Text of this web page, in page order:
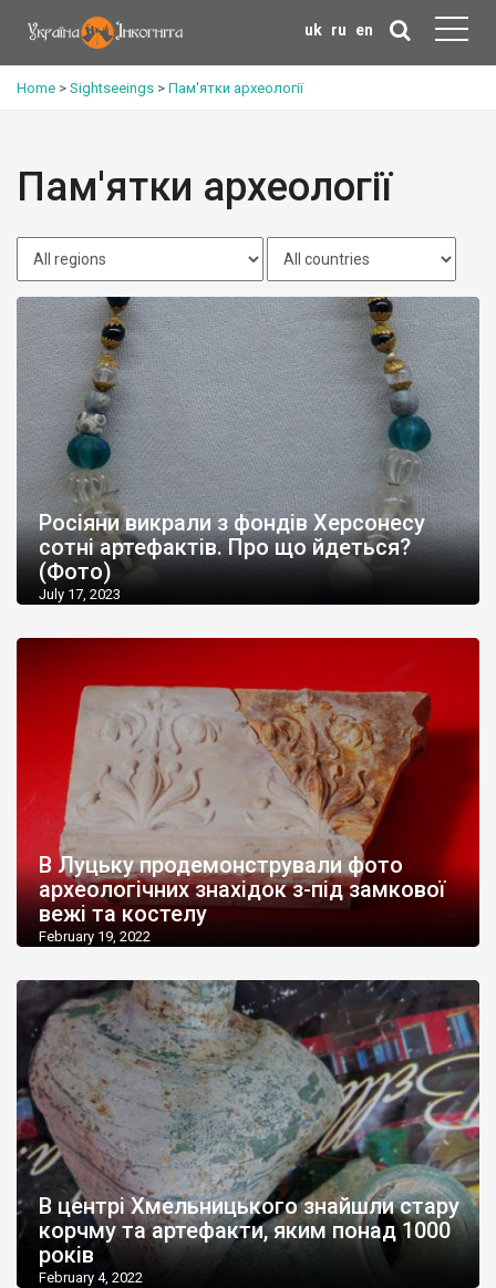
uk ru en
Home > Sightseeings > Пам'ятки археології
Пам'ятки археології
Росіяни викрали з фондів Херсонесу
сотні артефактів. Про що йдеться?
(Фото)
July 17, 2023
В Луцьку продемонстрували фото
археологічних знахідок з-під замкової
вежі та костелу
February 19, 2022
В центрі Хмельницького знайшли стару
корчму та артефакти, яким понад 1000
років
February 4, 2022